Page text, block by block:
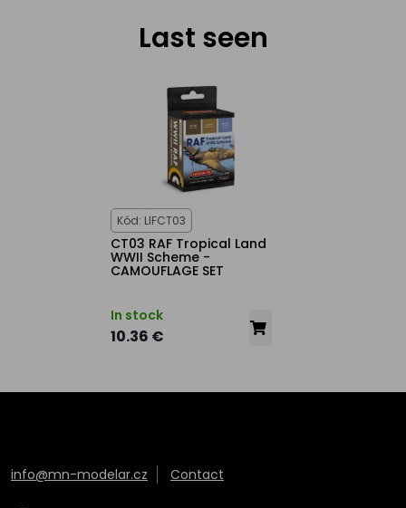
Last seen
Kód: LIFCT03
CT03 RAF Tropical Land
WWII Scheme -
CAMOUFLAGE SET
In stock
10.36 €
info@mn-modelar.cz Contact